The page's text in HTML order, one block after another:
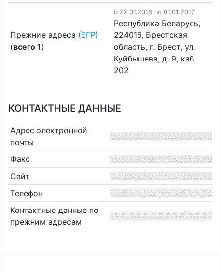
Прежние адреса (ЕГР)
(всего 1)
c 22.01.2016 по 01.01.2017
Республика Беларусь,
224016, Брестская
область, г. Брест, ул.
Куйбышева, д. 9, каб.
202
КОНТАКТНЫЕ ДАННЫЕ
Адрес электронной
почты
Факс
Сайт
Телефон
Контактные данные по
прежним адресам